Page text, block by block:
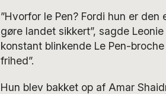
”Hvorfor le Pen? Fordi hun er
gøre landet sikkert”, sagde
konstant blinkende Le Pen-
frihed”.
Hun blev bakket op af Amar